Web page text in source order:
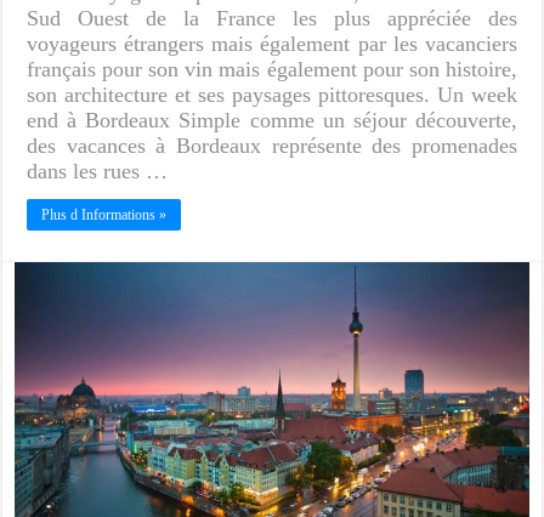
Sud Ouest de la France les plus appréciée des
voyageurs étrangers mais également par les vacanciers
français pour son vin mais également pour son histoire,
son architecture et ses paysages pittoresques. Un week
end à Bordeaux Simple comme un séjour découverte,
des vacances à Bordeaux représente des promenades
dans les rues …
Plus d Informations »